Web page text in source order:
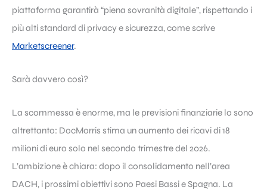
piattaforma garantirà “piena sovranità digitale”, rispettando i
più alti standard di privacy e sicurezza, come scrive
Marketscreener.
Sarà davvero così?
La scommessa è enorme, ma le previsioni finanziarie lo sono
altrettanto: DocMorris stima un aumento dei ricavi di 18
milioni di euro solo nel secondo trimestre del 2026.
L’ambizione è chiara: dopo il consolidamento nell’area
DACH, i prossimi obiettivi sono Paesi Bassi e Spagna. La